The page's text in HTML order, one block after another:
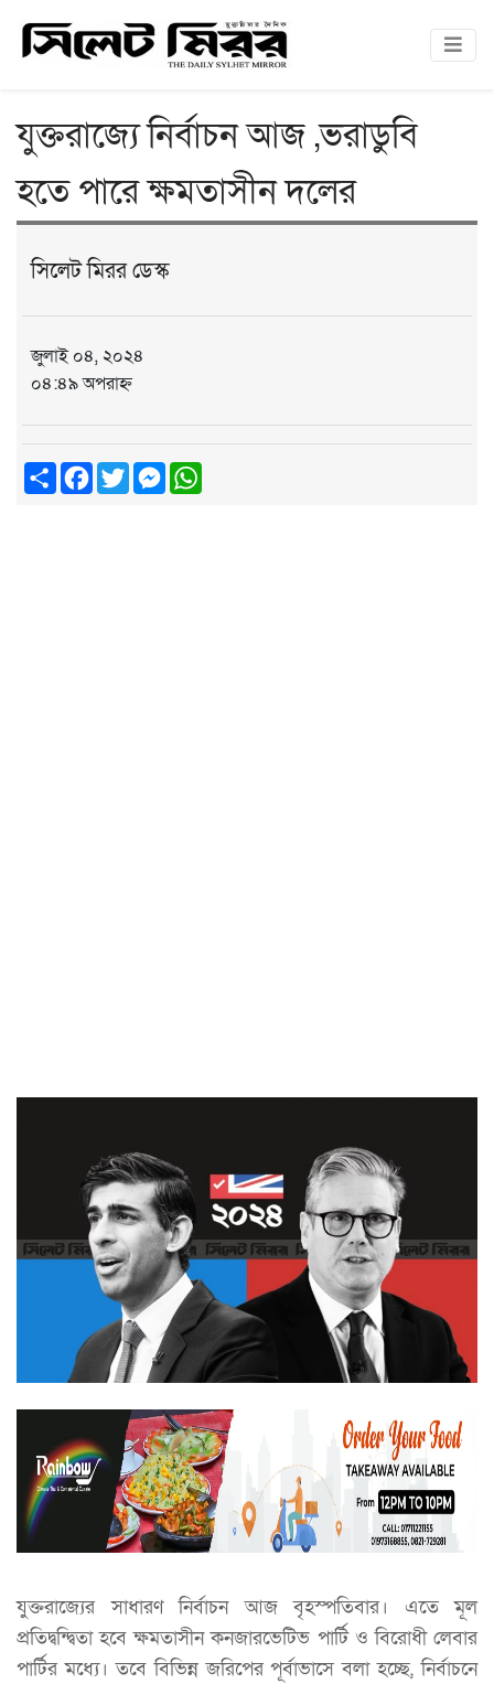
যুক্তরাজ্যে নির্বাচন আজ ,ভরাডুবি
হতে পারে ক্ষমতাসীন দলের
সিলেট মিরর ডেস্ক
জুলাই ০৪, ২০২৪
০৪:৪৯ অপরাহ্ন
ShareFacebook
TwitterMessenger
যুক্তরাজ্যের সাধারণ নির্বাচন আজ বৃহস্পতিবার। এতে মূল
প্রতিদ্বন্দ্বিতা হবে ক্ষমতাসীন কনজারভেটিভ পার্টি ও বিরোধী লেবার
পার্টির মধ্যে। তবে বিভিন্ন জরিপের পূর্বাভাসে বলা হচ্ছে, নির্বাচনে